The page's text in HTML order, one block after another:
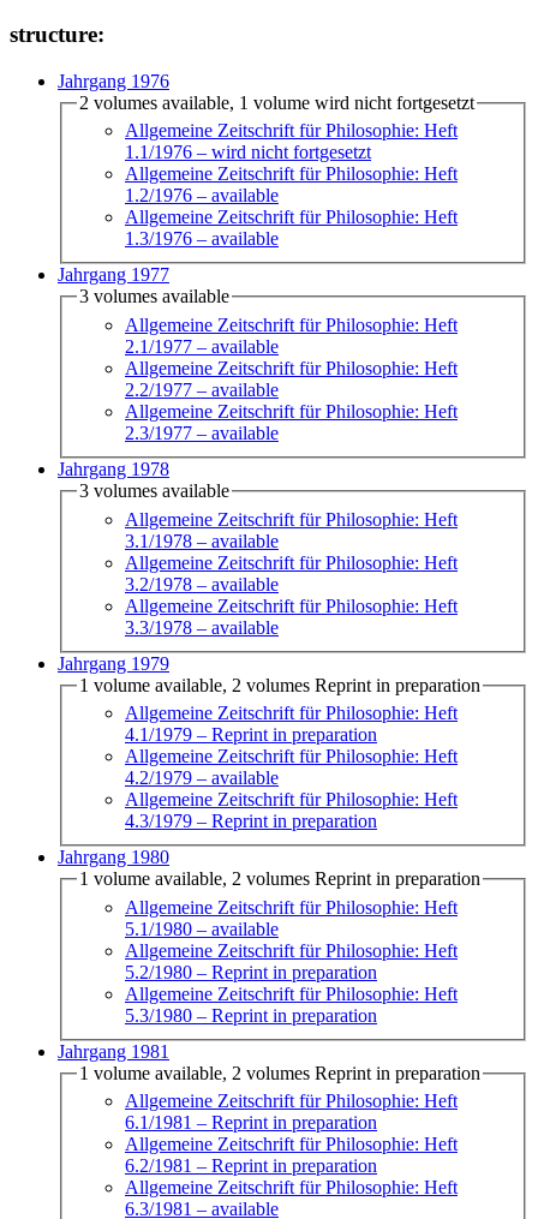
structure:
Jahrgang 1976
2 volumes available, 1 volume wird nicht fortgesetzt
Allgemeine Zeitschrift für Philosophie: Heft
1.1/1976 – wird nicht fortgesetzt
Allgemeine Zeitschrift für Philosophie: Heft
1.2/1976 – available
Allgemeine Zeitschrift für Philosophie: Heft
1.3/1976 – available
Jahrgang 1977
3 volumes available
Allgemeine Zeitschrift für Philosophie: Heft
2.1/1977 – available
Allgemeine Zeitschrift für Philosophie: Heft
2.2/1977 – available
Allgemeine Zeitschrift für Philosophie: Heft
2.3/1977 – available
Jahrgang 1978
3 volumes available
Allgemeine Zeitschrift für Philosophie: Heft
3.1/1978 – available
Allgemeine Zeitschrift für Philosophie: Heft
3.2/1978 – available
Allgemeine Zeitschrift für Philosophie: Heft
3.3/1978 – available
Jahrgang 1979
1 volume available, 2 volumes Reprint in preparation
Allgemeine Zeitschrift für Philosophie: Heft
4.1/1979 – Reprint in preparation
Allgemeine Zeitschrift für Philosophie: Heft
4.2/1979 – available
Allgemeine Zeitschrift für Philosophie: Heft
4.3/1979 – Reprint in preparation
Jahrgang 1980
1 volume available, 2 volumes Reprint in preparation
Allgemeine Zeitschrift für Philosophie: Heft
5.1/1980 – available
Allgemeine Zeitschrift für Philosophie: Heft
5.2/1980 – Reprint in preparation
Allgemeine Zeitschrift für Philosophie: Heft
5.3/1980 – Reprint in preparation
Jahrgang 1981
1 volume available, 2 volumes Reprint in preparation
Allgemeine Zeitschrift für Philosophie: Heft
6.1/1981 – Reprint in preparation
Allgemeine Zeitschrift für Philosophie: Heft
6.2/1981 – Reprint in preparation
Allgemeine Zeitschrift für Philosophie: Heft
6.3/1981 – available